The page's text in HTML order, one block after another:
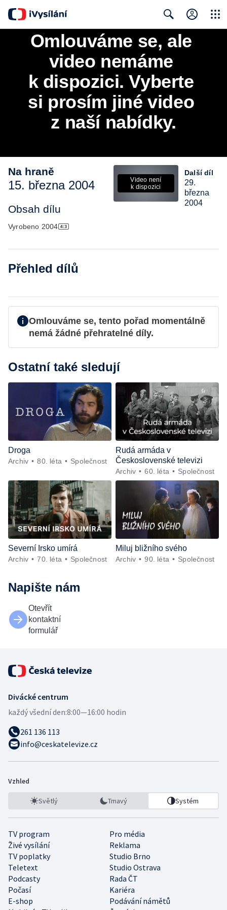
Omlouváme se, ale
video nemáme
k dispozici. Vyberte
si prosím jiné video
z naší nabídky.
Na hraně
15. března 2004
Obsah dílu
Vyrobeno 2004
Video není
k dispozici
Další díl
29.
března
2004
Přehled dílů
Omlouváme se, tento pořad momentálně
nemá žádné přehratelné díly.
Ostatní také sledují
Droga
Archiv 80. léta Společnost
Rudá armáda v
Československé televizi
Archiv 60. léta Společnost
Severní Irsko umírá
Archiv 70. léta Společnost
Miluj bližního svého
Archiv 90. léta Společnost
Napište nám
Otevřít
kontaktní
formulář
Divácké centrum
každý všední den:8:00—16:00 hodin
261 136 113
info@ceskatelevize.cz
Vzhled
Světlý Tmavý Systém
TV program
Pro média
Živé vysílání
Reklama
TV poplatky
Studio Brno
Teletext
Studio Ostrava
Podcasty
Rada ČT
Počasí
Kariéra
E-shop
Podávání námětů